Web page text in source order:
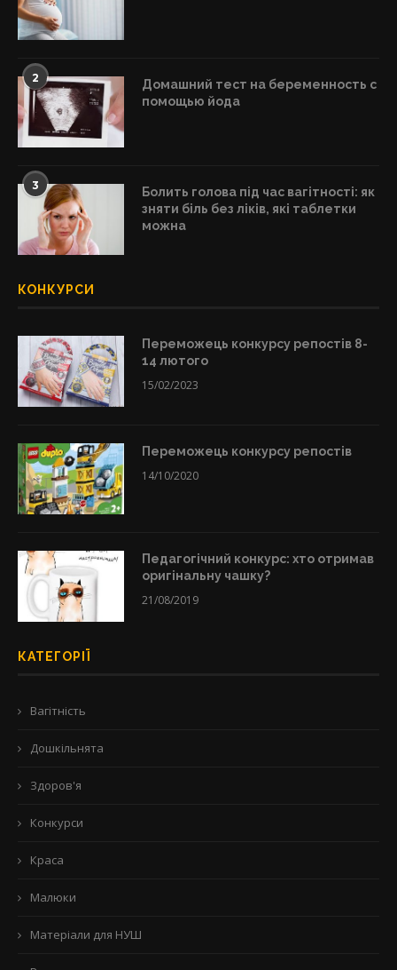
2
Домашний тест на беременность с
помощью йода
3
Болить голова під час вагітності: як
зняти біль без ліків, які таблетки
можна
КОНКУРСИ
Переможець конкурсу репостів 8-
14 лютого
15/02/2023
Переможець конкурсу репостів
14/10/2020
Педагогічний конкурс: хто отримав
оригінальну чашку?
21/08/2019
КАТЕГОРІЇ
Вагітність
Дошкільнята
Здоров'я
Конкурси
Краса
Малюки
Матеріали для НУШ